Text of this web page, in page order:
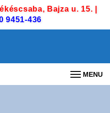
Bajza u. 15. |
9451-436
MENU